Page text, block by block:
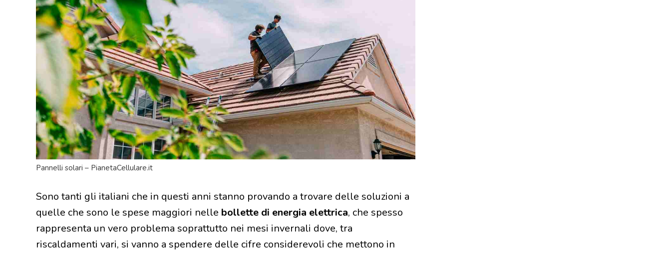
Pannelli solari – PianetaCellulare.it
Sono tanti gli italiani che in questi anni stanno provando a trovare delle soluzioni a
quelle che sono le spese maggiori nelle bollette di energia elettrica, che spesso
rappresenta un vero problema soprattutto nei mesi invernali dove, tra
riscaldamenti vari, si vanno a spendere delle cifre considerevoli che mettono in